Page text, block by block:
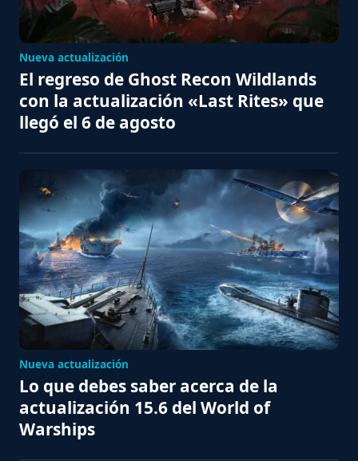
Nueva actualización
El regreso de Ghost Recon Wildlands
con la actualización «Last Rites» que
llegó el 6 de agosto
Nueva actualización
Lo que debes saber acerca de la
actualización 15.6 del World of
Warships